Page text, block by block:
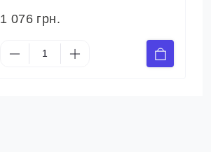
1 076 грн.